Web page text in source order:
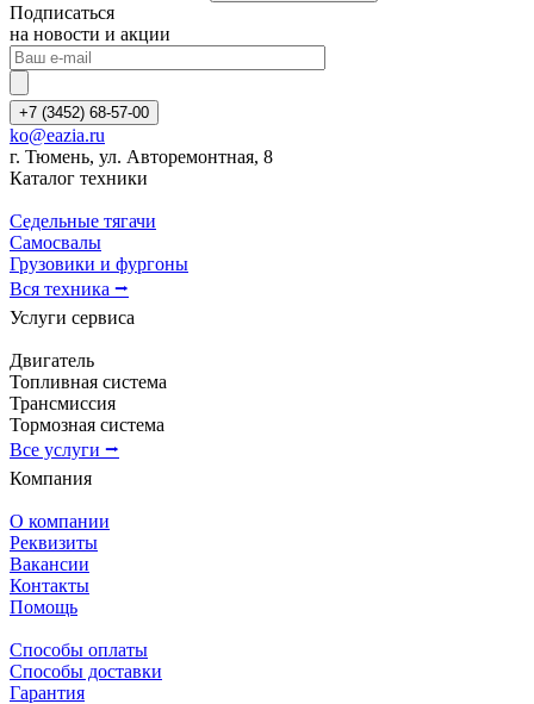
Подписаться
на новости и акции
+7 (3452) 68-57-00
ko@eazia.ru
г. Тюмень, ул. Авторемонтная, 8
Каталог техники
Седельные тягачи
Самосвалы
Грузовики и фургоны
Вся техника ⭢
Услуги сервиса
Двигатель
Топливная система
Трансмиссия
Тормозная система
Все услуги ⭢
Компания
О компании
Реквизиты
Вакансии
Контакты
Помощь
Способы оплаты
Способы доставки
Гарантия